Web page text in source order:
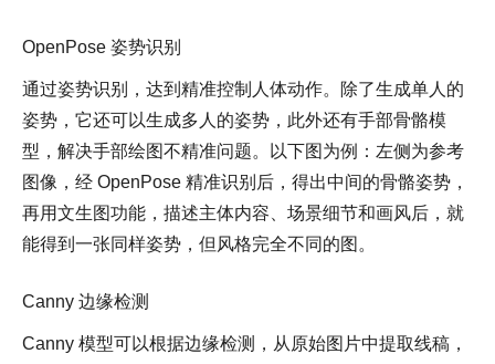
OpenPose 姿势识别
通过姿势识别，达到精准控制人体动作。除了生成单人的
姿势，它还可以生成多人的姿势，此外还有手部骨骼模
型，解决手部绘图不精准问题。以下图为例：左侧为参考
图像，经 OpenPose 精准识别后，得出中间的骨骼姿势，
再用文生图功能，描述主体内容、场景细节和画风后，就
能得到一张同样姿势，但风格完全不同的图。
Canny 边缘检测
Canny 模型可以根据边缘检测，从原始图片中提取线稿，